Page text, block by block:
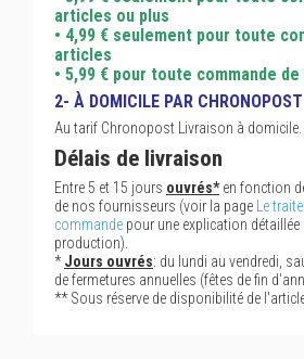
articles ou plus
• 4,99 € seulement pour toute
articles
• 5,99 € pour toute commande
2- À DOMICILE PAR CHRONOPOST
Au tarif Chronopost Livraison à domicile.
Délais de livraison
Entre 5 et 15 jours ouvrés*en fonction
de nos fournisseurs (voir la page
Le
commande pour une explication détaillée
production).
*Jours ouvrés: du lundi au vendredi,
de fermetures annuelles (fêtes de fin
** Sous réserve de disponibilité de